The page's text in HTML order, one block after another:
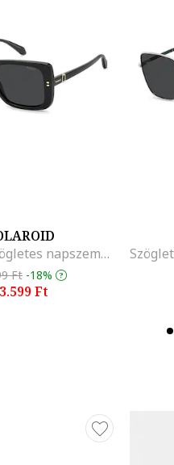
Polarizált szögletes napszemüveg, Fekete
Ft -18%
Ft